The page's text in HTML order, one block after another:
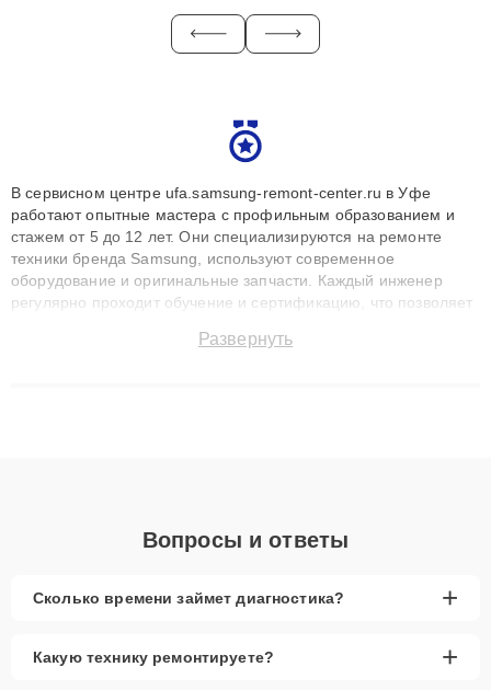
В сервисном центре ufa.samsung-remont-center.ru в Уфе
работают опытные мастера с профильным образованием и
стажем от 5 до 12 лет. Они специализируются на ремонте
техники бренда Samsung, используют современное
оборудование и оригинальные запчасти. Каждый инженер
регулярно проходит обучение и сертификацию, что позволяет
технику с сохранением гарантии до 3 лет. Наши мастера
Развернуть
Вопросы и ответы
Сколько времени займет диагностика? +
Какую технику ремонтируете? +